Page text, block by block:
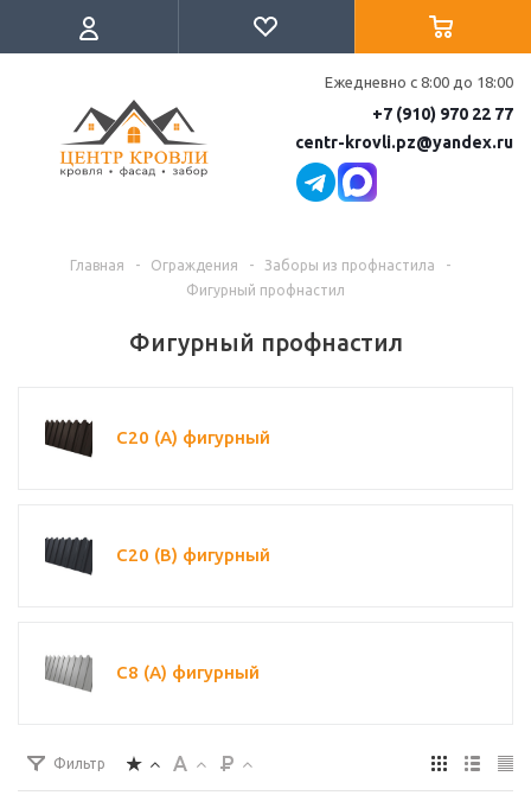
Ежедневно с 8:00 до 18:00
+7 (910) 970 22 77
centr-krovli.pz@yandex.ru
Главная - Ограждения - Заборы из профнастила
-
Фигурный профнастил
Фигурный профнастил
С20 (A) фигурный
С20 (В) фигурный
С8 (A) фигурный
Фильтр